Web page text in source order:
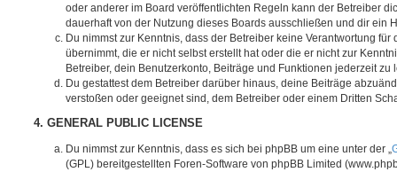
oder anderer im Board veröffentlichten Regeln kann der Betreiber
dauerhaft von der Nutzung dieses Boards ausschließen und dir ein
Du nimmst zur Kenntnis, dass der Betreiber keine Verantwortung für
übernimmt, die er nicht selbst erstellt hat oder die er nicht zur
Betreiber, dein Benutzerkonto, Beiträge und Funktionen jederzeit zu
Du gestattest dem Betreiber darüber hinaus, deine Beiträge
verstoßen oder geeignet sind, dem Betreiber oder einem Dritten
4. GENERAL PUBLIC LICENSE
Du nimmst zur Kenntnis, dass es sich bei phpBB um eine unter der „
(GPL) bereitgestellten Foren-Software von phpBB Limited